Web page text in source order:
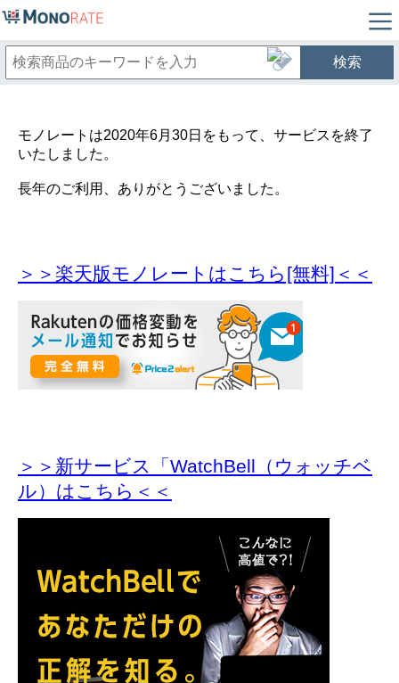
検索
モノレートは2020年6月30日をもって、サービスを終了
いたしました。
長年のご利用、ありがとうございました。
＞＞楽天版モノレートはこちら[無料]＜＜
＞＞新サービス「WatchBell（ウォッチベ
ル）はこちら＜＜